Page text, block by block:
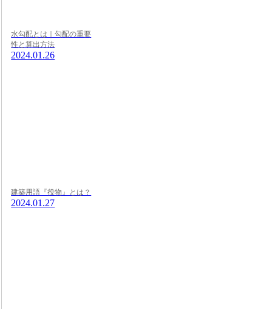
水勾配とは｜勾配の重要
性と算出方法
2024.01.26
建築用語『役物』とは？
2024.01.27